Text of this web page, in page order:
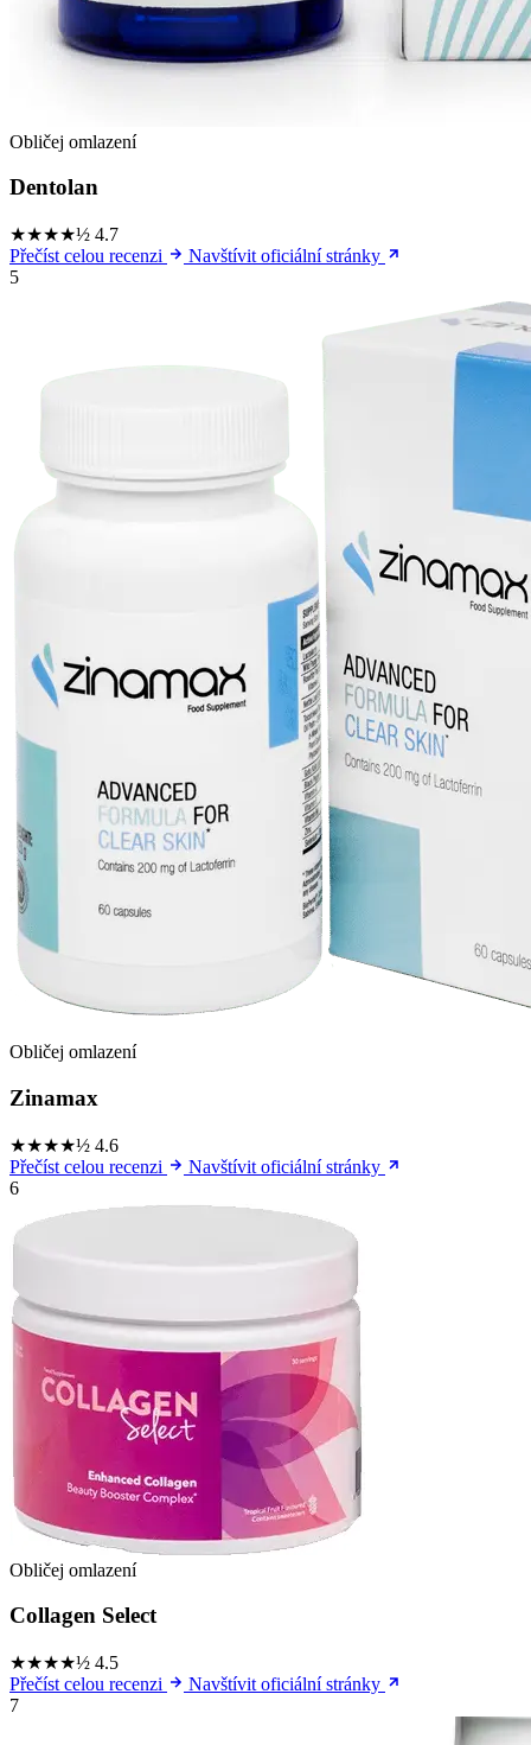
Obličej omlazení
Dentolan
★★★★½ 4.7
Přečíst celou recenzi
Navštívit oficiální stránky
5
Obličej omlazení
Zinamax
★★★★½ 4.6
Přečíst celou recenzi
Navštívit oficiální stránky
6
Obličej omlazení
Collagen Select
★★★★½ 4.5
Přečíst celou recenzi
Navštívit oficiální stránky
7